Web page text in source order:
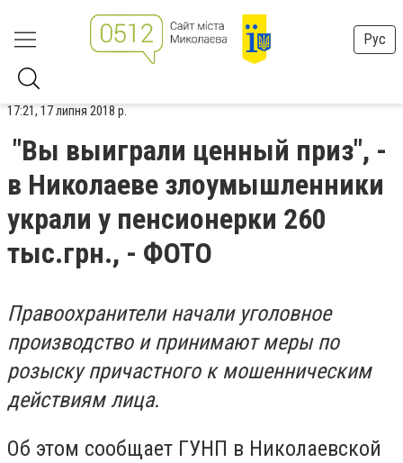
Рус
17:21, 17 липня 2018 р.
"Вы выиграли ценный приз", -
в Николаеве злоумышленники
украли у пенсионерки 260
тыс.грн., - ФОТО
Правоохранители начали уголовное
производство и принимают меры по
розыску причастного к мошенническим
действиям лица.
Об этом сообщает ГУНП в Николаевской